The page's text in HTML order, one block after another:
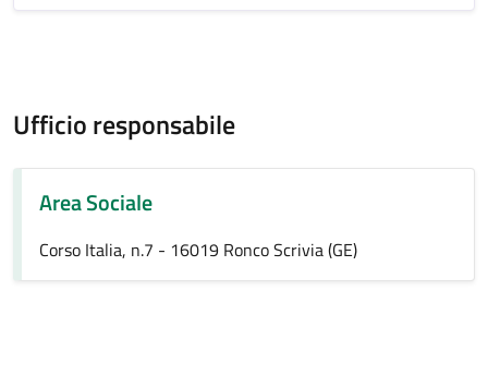
Ufficio responsabile
Area Sociale
Corso Italia, n.7 - 16019 Ronco Scrivia (GE)